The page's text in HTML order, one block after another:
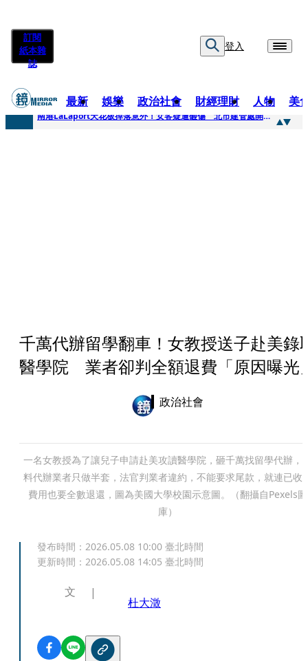
訂閱
紙本雜
誌
登入
最新 娛樂 政治社會 財經理財 人物 美
快訊
南港LaLaport天花板掉落意外！女客疑遭砸傷 北市建管處開罰30萬
千萬代辦留學翻車！女教授送子赴美錄
醫學院 業者卻判全額退費「原因曝光
政治社會
一名女教授為了讓兒子申請赴美攻讀醫學院，砸千萬找留學代辦，
料代辦業者只做半套，法官判業者違約，不能要求尾款，就連已收
費用也要全數退還，圖為美國大學校園示意圖。（翻攝自Pexels圖
庫）
發布時間： 2026.05.08 10:00 臺北時間
更新時間： 2026.05.08 14:05 臺北時間
文
杜大澂